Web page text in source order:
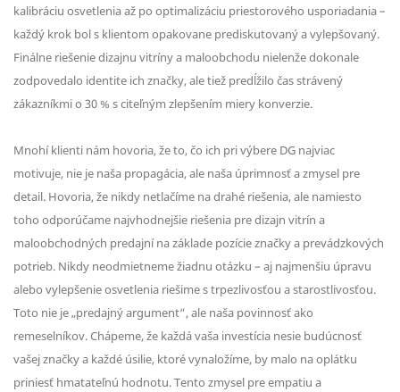
kalibráciu osvetlenia až po optimalizáciu priestorového usporiadania –
každý krok bol s klientom opakovane prediskutovaný a vylepšovaný.
Finálne riešenie dizajnu vitríny a maloobchodu nielenže dokonale
zodpovedalo identite ich značky, ale tiež predĺžilo čas strávený
zákazníkmi o 30 % s citeľným zlepšením miery konverzie.
Mnohí klienti nám hovoria, že to, čo ich pri výbere DG najviac
motivuje, nie je naša propagácia, ale naša úprimnosť a zmysel pre
detail. Hovoria, že nikdy netlačíme na drahé riešenia, ale namiesto
toho odporúčame najvhodnejšie riešenia pre dizajn vitrín a
maloobchodných predajní na základe pozície značky a prevádzkových
potrieb. Nikdy neodmietneme žiadnu otázku – aj najmenšiu úpravu
alebo vylepšenie osvetlenia riešime s trpezlivosťou a starostlivosťou.
Toto nie je „predajný argument“, ale naša povinnosť ako
remeselníkov. Chápeme, že každá vaša investícia nesie budúcnosť
vašej značky a každé úsilie, ktoré vynaložíme, by malo na oplátku
priniesť hmatateľnú hodnotu. Tento zmysel pre empatiu a